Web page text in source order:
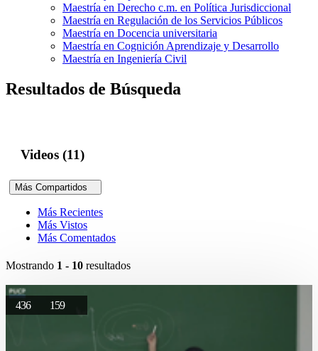
Maestría en Derecho c.m. en Política Jurisdiccional
Maestría en Regulación de los Servicios Públicos
Maestría en Docencia universitaria
Maestría en Cognición Aprendizaje y Desarrollo
Maestría en Ingeniería Civil
Resultados de Búsqueda
Videos (11)
Más Compartidos
Más Recientes
Más Vistos
Más Comentados
Mostrando 1 - 10 resultados
436 159